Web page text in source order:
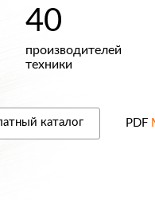
40
производителей
техники
каталог PDF